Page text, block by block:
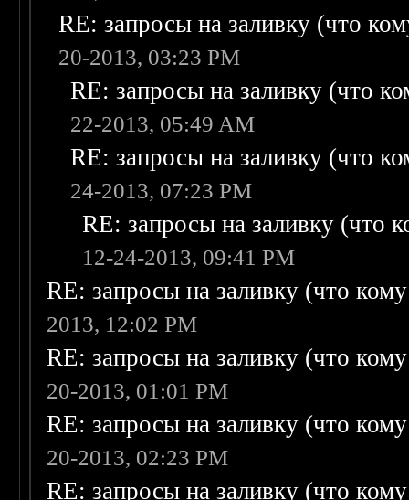
RE: запросы на заливку (что
20-2013, 03:23 PM
RE: запросы на заливку (что
22-2013, 05:49 AM
RE: запросы на заливку (что
24-2013, 07:23 PM
RE: запросы на заливку (что
12-24-2013, 09:41 PM
RE: запросы на заливку (что
2013, 12:02 PM
RE: запросы на заливку (что
20-2013, 01:01 PM
RE: запросы на заливку (что
20-2013, 02:23 PM
RE: запросы на заливку (что